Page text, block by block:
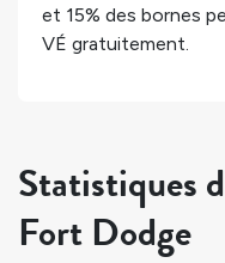
et 15% des bornes
VÉ gratuitement.
Statistiques
Fort Dodge